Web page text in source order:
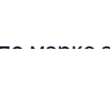
марке